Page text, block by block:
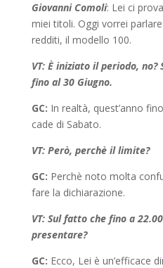
Giovanni Comoli: Lei ci
miei titoli. Oggi vorrei
redditi, il modello 100.
VT: È iniziato il periodo, no?
fino al 30 Giugno.
GC: In realtà, quest’anno
cade di Sabato.
VT: Però, perchè il limite?
GC: Perchè noto molta
fare la dichiarazione.
VT: Sul fatto che fino a
presentare?
GC: Ecco, Lei è un’efficace